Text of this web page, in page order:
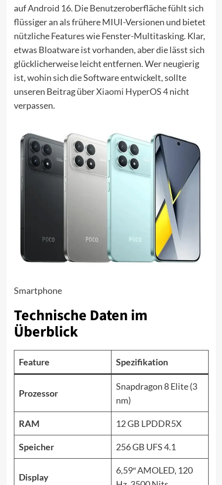
aufAndroid 16. Die Benutzeroberfläche fühlt sich
flüssiger an als frühere MIUI-Versionen und bietet
nützliche Features wie Fenster-Multitasking. Klar,
etwas Bloatware ist vorhanden, aber die lässt sich
glücklicherweise leicht entfernen. Wer neugierig
ist, wohin sich die Software entwickelt, sollte
unseren Beitrag überXiaomi HyperOS 4nicht
verpassen.
Smartphone
Technische Daten im
Überblick
Feature Spezifikation
Prozessor
Snapdragon 8 Elite (3
nm)
RAM 12 GB LPDDR5X
Speicher 256 GB UFS 4.1
Display
6,59″ AMOLED, 120